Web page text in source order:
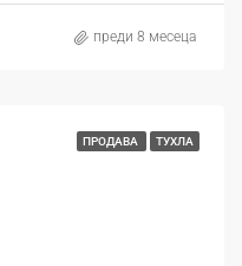
преди 8 месеца
ПРОДАВА ТУХЛА